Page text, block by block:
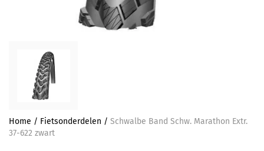
Home / Fietsonderdelen / Schwalbe Band Schw. Marathon Extr.
37-622 zwart